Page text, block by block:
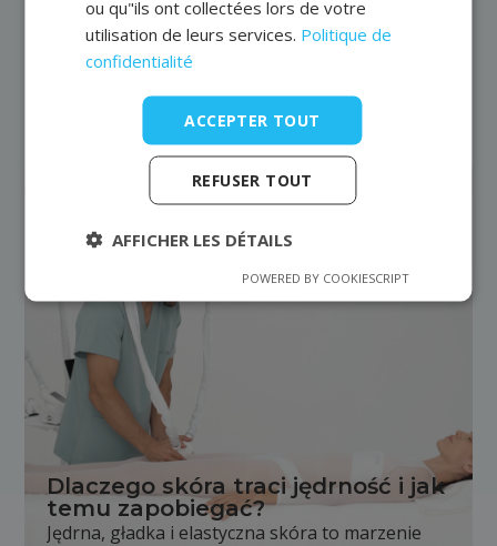
Derniers articles
Dlaczego skóra traci jędrność i jak
temu zapobiegać?
Jędrna, gładka i elastyczna skóra to marzenie
ou qu"ils ont collectées lors de votre
utilisation de leurs services. Politique de
confidentialité
ACCEPTER TOUT
REFUSER TOUT
AFFICHER LES DÉTAILS
POWERED BY COOKIESCRIPT